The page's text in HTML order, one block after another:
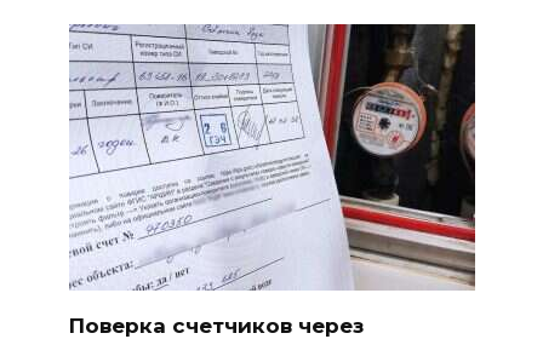
Поверка счетчиков через